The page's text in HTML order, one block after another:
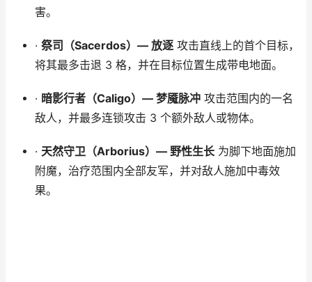
害。
· 祭司（Sacerdos）— 放逐攻击直线上的首个目标，
将其最多击退 3 格，并在目标位置生成带电地面。
· 暗影行者（Caligo）— 梦魇脉冲攻击范围内的一名
敌人，并最多连锁攻击 3 个额外敌人或物体。
· 天然守卫（Arborius）— 野性生长为脚下地面施加
附魔，治疗范围内全部友军，并对敌人施加中毒效
果。